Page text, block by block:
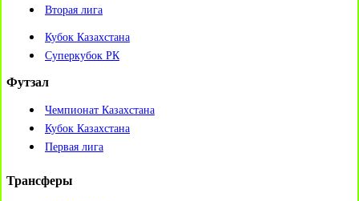
Вторая лига
Кубок Казахстана
Суперкубок РК
Футзал
Чемпионат Казахстана
Кубок Казахстана
Первая лига
Трансферы